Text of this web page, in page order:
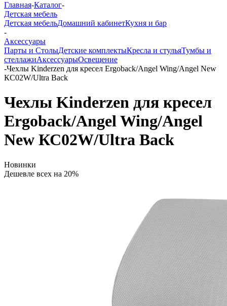
Главная-Каталог-
Детская мебель
Детская мебельДомашний кабинетКухня и бар
-
Аксессуары
Парты и СтолыДетские комплектыКресла и стульяТумбы и
стеллажиАксессуарыОсвещение
-Чехлы Kinderzen для кресел Ergoback/Angel Wing/Angel New
КС02W/Ultra Back
Чехлы Kinderzen для кресел
Ergoback/Angel Wing/Angel
New КС02W/Ultra Back
Новинки
Дешевле всех на 20%